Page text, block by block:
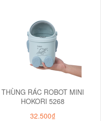
THÙNG RÁC ROBOT MINI
HOKORI 5268
32.500₫